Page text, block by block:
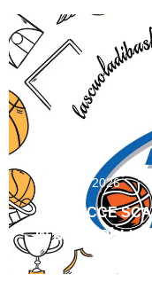
Agosto 6, 2026
LSB LECCE
IN BIANCOBLU